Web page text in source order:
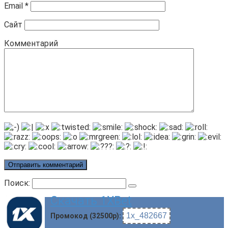
Email *
Сайт
Комментарий
Поиск:
Скачать 1XBet
Промокод (32500р): 1x_482667